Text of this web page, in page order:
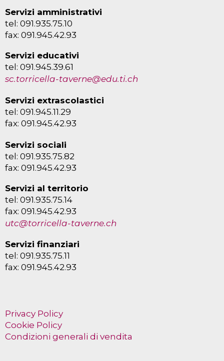
Servizi amministrativi
tel: 091.935.75.10
fax: 091.945.42.93
Servizi educativi
tel: 091.945.39.61
sc.torricella-taverne@edu.ti.ch
Servizi extrascolastici
tel: 091.945.11.29
fax: 091.945.42.93
Servizi sociali
tel: 091.935.75.82
fax: 091.945.42.93
Servizi al territorio
tel: 091.935.75.14
fax: 091.945.42.93
utc@torricella-taverne.ch
Servizi finanziari
tel: 091.935.75.11
fax: 091.945.42.93
Privacy Policy
Cookie Policy
Condizioni generali di vendita